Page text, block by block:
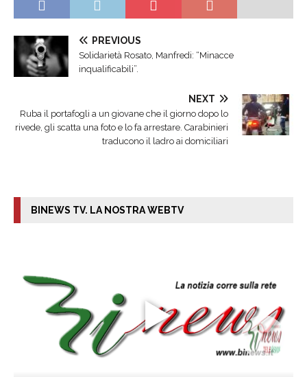
PREVIOUS
Solidarietà Rosato, Manfredi: “Minacce
inqualificabili”.
NEXT
Ruba il portafogli a un giovane che il giorno dopo lo
rivede, gli scatta una foto e lo fa arrestare. Carabinieri
traducono il ladro ai domiciliari
BINEWS TV. LA NOSTRA WEBTV